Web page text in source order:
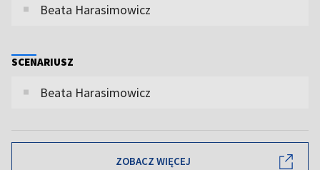
Beata Harasimowicz
SCENARIUSZ
Beata Harasimowicz
ZOBACZ WIĘCEJ